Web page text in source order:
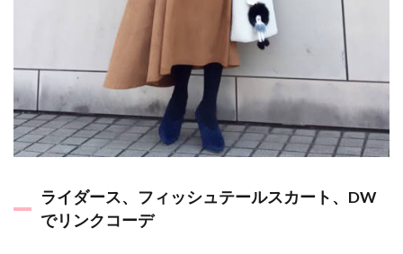
ライダース、フィッシュテールスカート、DW
でリンクコーデ